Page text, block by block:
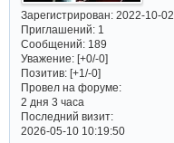
Зарегистрирован: 2022-10-02
Приглашений:1
Сообщений:189
Уважение: [+0/-0]
Позитив: [+1/-0]
Провел на форуме:
2 дня 3 часа
Последний визит:
2026-05-10 10:19:50